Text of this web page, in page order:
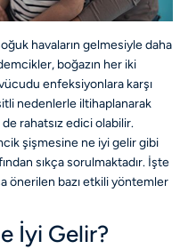
havaların gelmesiyle daha
boğazın her iki
enfeksiyonlara karşı
nedenlerle iltihaplanarak
rahatsız edici olabilir.
şişmesine ne iyi gelir gibi
sıkça sorulmaktadır. İşte
önerilen bazı etkili yöntemler
İyi Gelir?